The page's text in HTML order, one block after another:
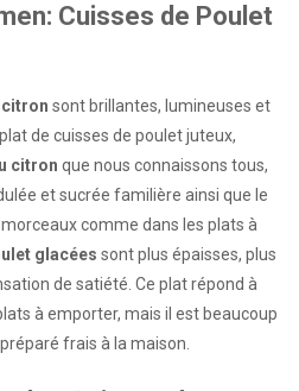
Cuisses de Poulet
sont brillantes, lumineuses et
de cuisses de poulet juteux,
citron que nous connaissons tous,
et sucrée familière ainsi que le
comme dans les plats à
glacées sont plus épaisses, plus
de satiété. Ce plat répond à
à emporter, mais il est beaucoup
frais à la maison.